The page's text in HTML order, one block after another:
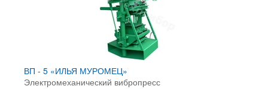
ВП - 5 «ИЛЬЯ МУРОМЕЦ»
Электромеханический вибропресс